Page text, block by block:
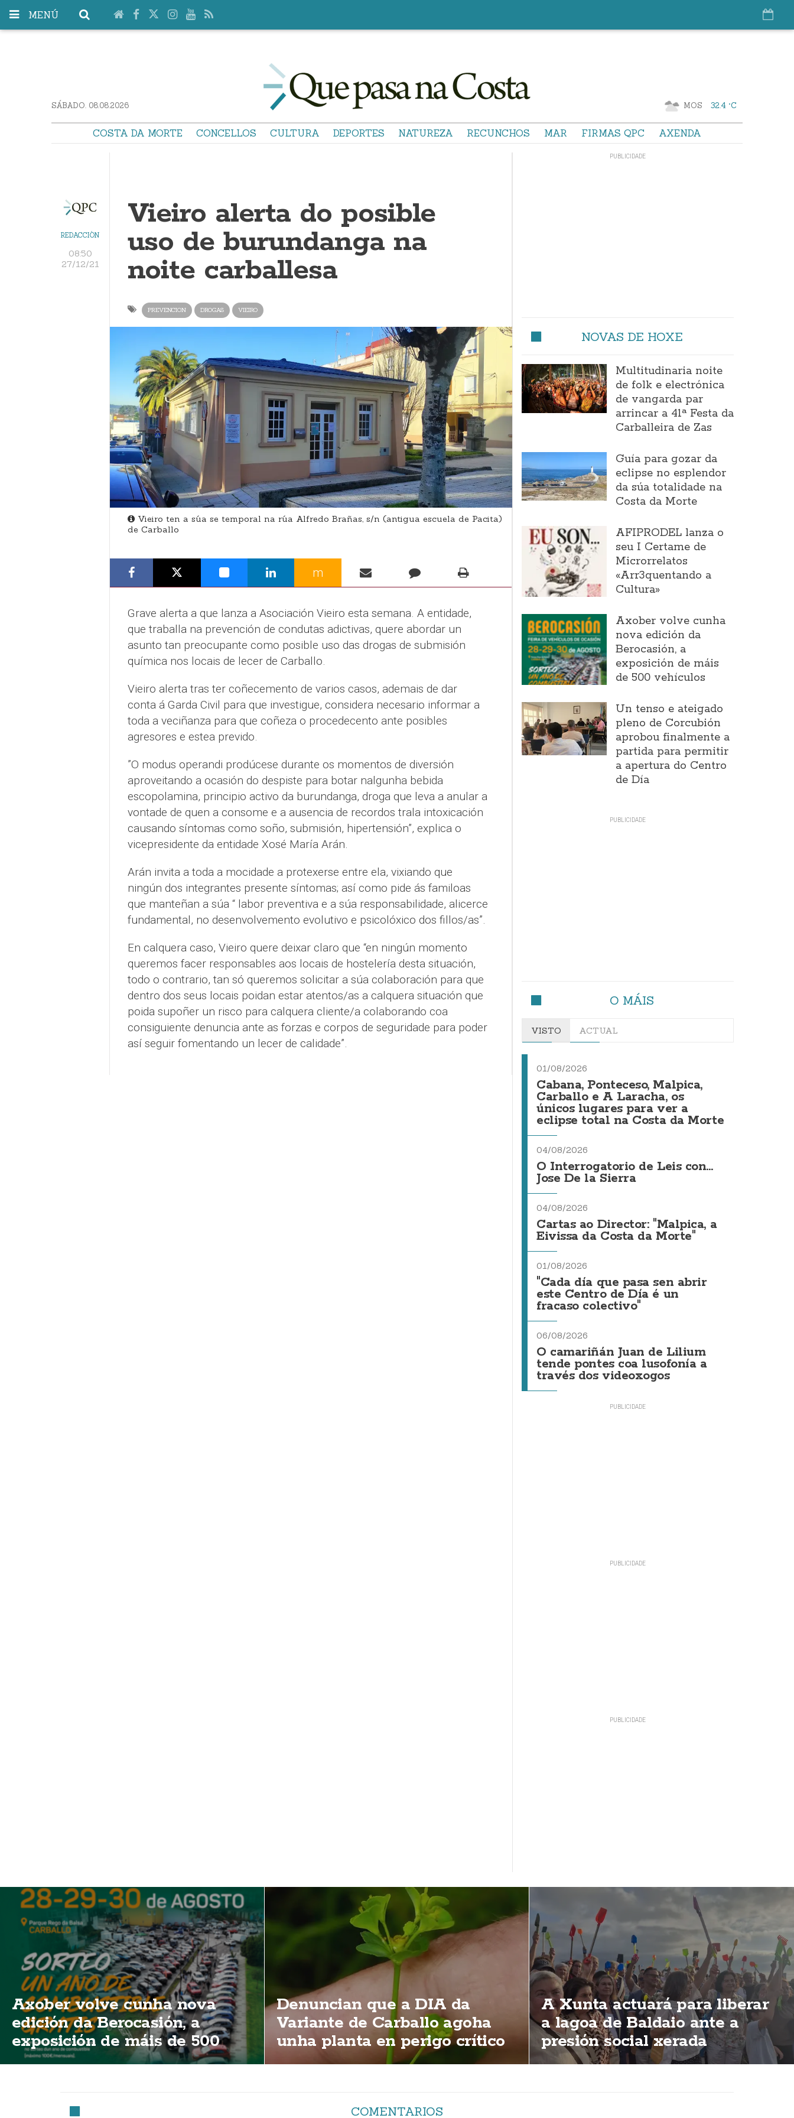
MENÚ
SÁBADO. 08.08.2026 MOS 32.4 °C
COSTA DA MORTE CONCELLOS CULTURA DEPORTES NATUREZA RECUNCHOS MAR FIRMAS QPC AXENDA
REDACCIÓN
08:50
27/12/21
Vieiro alerta do posible
uso de burundanga na
noite carballesa
PREVENCION DROGAS VIEIRO
Vieiro ten a súa se temporal na rúa Alfredo Brañas, s/n (antigua escuela de Pacita)
de Carballo
m
Grave alerta a que lanza a Asociación Vieiro esta semana. A entidade,
que traballa na prevención de condutas adictivas, quere abordar un
asunto tan preocupante como posible uso das drogas de submisión
química nos locais de lecer de Carballo.
Vieiro alerta tras ter coñecemento de varios casos, ademais de dar
conta á Garda Civil para que investigue, considera necesario informar a
toda a veciñanza para que coñeza o procedecento ante posibles
agresores e estea prevido.
”O modus operandi prodúcese durante os momentos de diversión
aproveitando a ocasión do despiste para botar nalgunha bebida
escopolamina, principio activo da burundanga, droga que leva a anular a
vontade de quen a consome e a ausencia de recordos trala intoxicación
causando síntomas como soño, submisión, hipertensión”, explica o
vicepresidente da entidade Xosé María Arán.
Arán invita a toda a mocidade a protexerse entre ela, vixiando que
ningún dos integrantes presente síntomas; así como pide ás familoas
que manteñan a súa “ labor preventiva e a súa responsabilidade, alicerce
fundamental, no desenvolvemento evolutivo e psicolóxico dos fillos/as”.
En calquera caso, Vieiro quere deixar claro que “en ningún momento
queremos facer responsables aos locais de hostelería desta situación,
todo o contrario, tan só queremos solicitar a súa colaboración para que
dentro dos seus locais poidan estar atentos/as a calquera situación que
poida supoñer un risco para calquera cliente/a colaborando coa
consiguiente denuncia ante as forzas e corpos de seguridade para poder
así seguir fomentando un lecer de calidade”.
NOVAS DE HOXE
Multitudinaria noite
de folk e electrónica
de vangarda par
arrincar a 41ª Festa da
Carballeira de Zas
Guía para gozar da
eclipse no esplendor
da súa totalidade na
Costa da Morte
AFIPRODEL lanza o
seu I Certame de
Microrrelatos
«Arr3quentando a
Cultura»
Axober volve cunha
nova edición da
Berocasión, a
exposición de máis
de 500 vehículos
Un tenso e ateigado
pleno de Corcubión
aprobou finalmente a
partida para permitir
a apertura do Centro
de Día
O MÁIS
VISTO ACTUAL
01/08/2026
Cabana, Ponteceso, Malpica,
Carballo e A Laracha, os
únicos lugares para ver a
eclipse total na Costa da Morte
04/08/2026
O Interrogatorio de Leis con...
Jose De la Sierra
04/08/2026
Cartas ao Director: "Malpica, a
Eivissa da Costa da Morte"
01/08/2026
"Cada día que pasa sen abrir
este Centro de Día é un
fracaso colectivo"
06/08/2026
O camariñán Juan de Lilium
tende pontes coa lusofonía a
través dos videoxogos
Axober volve cunha nova
edición da Berocasión, a
exposición de máis de 500
vehículos
Denuncian que a DIA da
Variante de Carballo agoha
unha planta en perigo crítico
de extinción
A Xunta actuará para liberar
a lagoa de Baldaio ante a
presión social xerada
COMENTARIOS